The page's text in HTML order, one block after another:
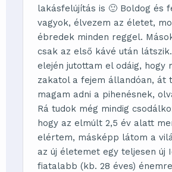
lakásfelújítás is 🙂 Boldog és
vagyok, élvezem az életet,
ébredek minden reggel.
csak az első kávé után
elején jutottam el odáig, hogy
zakatol a fejem állandóan, át
magam adni a pihenésnek,
Rá tudok még mindig
hogy az elmúlt 2,5 év alatt
elértem, másképp látom a
az új életemet egy teljesen új
fiatalabb (kb. 28 éves)